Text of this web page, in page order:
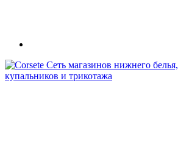
Сеть магазинов нижнего белья,
купальников и трикотажа